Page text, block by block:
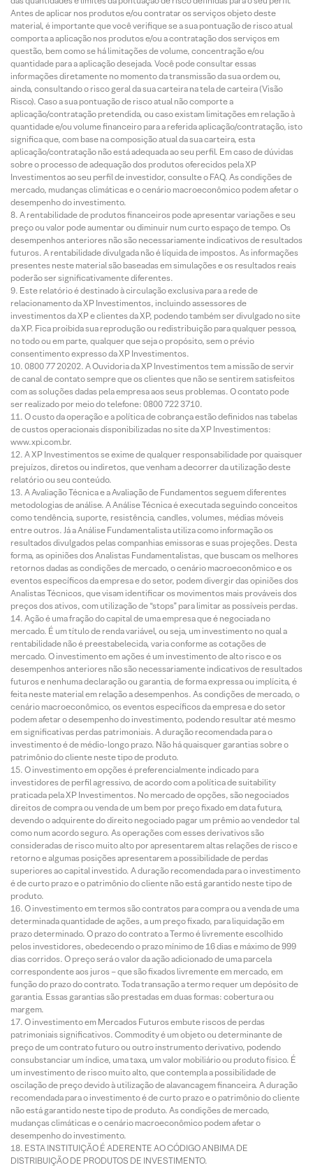
Antes de aplicar nos produtos e/ou contratar os serviços objeto deste
material, é importante que você verifique se a sua pontuação de risco atual
comporta a aplicação nos produtos e/ou a contratação dos serviços em
questão, bem como se há limitações de volume, concentração e/ou
quantidade para a aplicação desejada. Você pode consultar essas
informações diretamente no momento da transmissão da sua ordem ou,
ainda, consultando o risco geral da sua carteira na tela de carteira (Visão
Risco). Caso a sua pontuação de risco atual não comporte a
aplicação/contratação pretendida, ou caso existam limitações em relação à
quantidade e/ou volume financeiro para a referida aplicação/contratação, isto
significa que, com base na composição atual da sua carteira, esta
aplicação/contratação não está adequada ao seu perfil. Em caso de dúvidas
sobre o processo de adequação dos produtos oferecidos pela XP
Investimentos ao seu perfil de investidor, consulte o FAQ. As condições de
mercado, mudanças climáticas e o cenário macroeconômico podem afetar o
desempenho do investimento.
A rentabilidade de produtos financeiros pode apresentar variações e seu
preço ou valor pode aumentar ou diminuir num curto espaço de tempo. Os
desempenhos anteriores não são necessariamente indicativos de resultados
futuros. A rentabilidade divulgada não é líquida de impostos. As informações
presentes neste material são baseadas em simulações e os resultados reais
poderão ser significativamente diferentes.
Este relatório é destinado à circulação exclusiva para a rede de
relacionamento da XP Investimentos, incluindo assessores de
investimentos da XP e clientes da XP, podendo também ser divulgado no site
da XP. Fica proibida sua reprodução ou redistribuição para qualquer pessoa,
no todo ou em parte, qualquer que seja o propósito, sem o prévio
consentimento expresso da XP Investimentos.
0800 77 20202. A Ouvidoria da XP Investimentos tem a missão de servir
de canal de contato sempre que os clientes que não se sentirem satisfeitos
com as soluções dadas pela empresa aos seus problemas. O contato pode
ser realizado por meio do telefone: 0800 722 3710.
O custo da operação e a política de cobrança estão definidos nas tabelas
de custos operacionais disponibilizadas no site da XP Investimentos:
www.xpi.com.br.
A XP Investimentos se exime de qualquer responsabilidade por quaisquer
prejuízos, diretos ou indiretos, que venham a decorrer da utilização deste
relatório ou seu conteúdo.
A Avaliação Técnica e a Avaliação de Fundamentos seguem diferentes
metodologias de análise. A Análise Técnica é executada seguindo conceitos
como tendência, suporte, resistência, candles, volumes, médias móveis
entre outros. Já a Análise Fundamentalista utiliza como informação os
resultados divulgados pelas companhias emissoras e suas projeções. Desta
forma, as opiniões dos Analistas Fundamentalistas, que buscam os melhores
retornos dadas as condições de mercado, o cenário macroeconômico e os
eventos específicos da empresa e do setor, podem divergir das opiniões dos
Analistas Técnicos, que visam identificar os movimentos mais prováveis dos
preços dos ativos, com utilização de “stops” para limitar as possíveis perdas.
Ação é uma fração do capital de uma empresa que é negociada no
mercado. É um título de renda variável, ou seja, um investimento no qual a
rentabilidade não é preestabelecida, varia conforme as cotações de
mercado. O investimento em ações é um investimento de alto risco e os
desempenhos anteriores não são necessariamente indicativos de resultados
futuros e nenhuma declaração ou garantia, de forma expressa ou implícita, é
feita neste material em relação a desempenhos. As condições de mercado, o
cenário macroeconômico, os eventos específicos da empresa e do setor
podem afetar o desempenho do investimento, podendo resultar até mesmo
em significativas perdas patrimoniais. A duração recomendada para o
investimento é de médio-longo prazo. Não há quaisquer garantias sobre o
patrimônio do cliente neste tipo de produto.
O investimento em opções é preferencialmente indicado para
investidores de perfil agressivo, de acordo com a política de suitability
praticada pela XP Investimentos. No mercado de opções, são negociados
direitos de compra ou venda de um bem por preço fixado em data futura,
devendo o adquirente do direito negociado pagar um prêmio ao vendedor tal
como num acordo seguro. As operações com esses derivativos são
consideradas de risco muito alto por apresentarem altas relações de risco e
retorno e algumas posições apresentarem a possibilidade de perdas
superiores ao capital investido. A duração recomendada para o investimento
é de curto prazo e o patrimônio do cliente não está garantido neste tipo de
produto.
O investimento em termos são contratos para compra ou a venda de uma
determinada quantidade de ações, a um preço fixado, para liquidação em
prazo determinado. O prazo do contrato a Termo é livremente escolhido
pelos investidores, obedecendo o prazo mínimo de 16 dias e máximo de 999
dias corridos. O preço será o valor da ação adicionado de uma parcela
correspondente aos juros – que são fixados livremente em mercado, em
função do prazo do contrato. Toda transação a termo requer um depósito de
garantia. Essas garantias são prestadas em duas formas: cobertura ou
margem.
O investimento em Mercados Futuros embute riscos de perdas
patrimoniais significativos. Commodity é um objeto ou determinante de
preço de um contrato futuro ou outro instrumento derivativo, podendo
consubstanciar um índice, uma taxa, um valor mobiliário ou produto físico. É
um investimento de risco muito alto, que contempla a possibilidade de
oscilação de preço devido à utilização de alavancagem financeira. A duração
recomendada para o investimento é de curto prazo e o patrimônio do cliente
não está garantido neste tipo de produto. As condições de mercado,
mudanças climáticas e o cenário macroeconômico podem afetar o
desempenho do investimento.
ESTA INSTITUIÇÃO É ADERENTE AO CÓDIGO ANBIMA DE
DISTRIBUIÇÃO DE PRODUTOS DE INVESTIMENTO.